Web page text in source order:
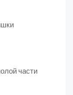
части